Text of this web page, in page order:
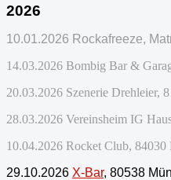
2026
10.01.2026 Rockafreeze,
14.03.2026 Bombig Bar &
20.03.2026 Szenerie Drehleier,
28.03.2026 Vereinsheim IG
10.04.2026 Rocket Club, 84030
29.10.2026 X-Bar, 80538